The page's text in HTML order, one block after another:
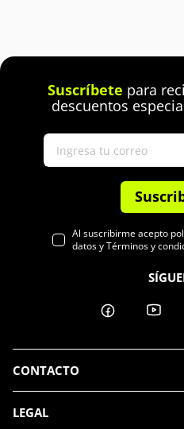
Suscríbete para
descuentos
Al suscribirme acepto
datos y Términos y
CONTACTO
LEGAL